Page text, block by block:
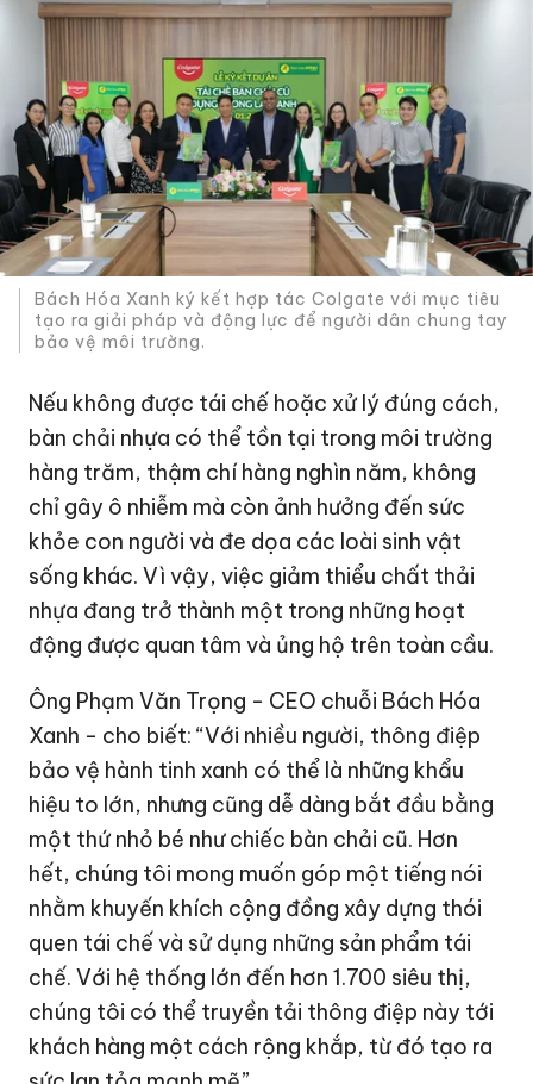
Bách Hóa Xanh ký kết hợp tác Colgate với mục tiêu
tạo ra giải pháp và động lực để người dân chung tay
bảo vệ môi trường.
Nếu không được tái chế hoặc xử lý đúng cách,
bàn chải nhựa có thể tồn tại trong môi trường
hàng trăm, thậm chí hàng nghìn năm, không
chỉ gây ô nhiễm mà còn ảnh hưởng đến sức
khỏe con người và đe dọa các loài sinh vật
sống khác. Vì vậy, việc giảm thiểu chất thải
nhựa đang trở thành một trong những hoạt
động được quan tâm và ủng hộ trên toàn cầu.
Ông Phạm Văn Trọng - CEO chuỗi Bách Hóa
Xanh - cho biết: “Với nhiều người, thông điệp
bảo vệ hành tinh xanh có thể là những khẩu
hiệu to lớn, nhưng cũng dễ dàng bắt đầu bằng
một thứ nhỏ bé như chiếc bàn chải cũ. Hơn
hết, chúng tôi mong muốn góp một tiếng nói
nhằm khuyến khích cộng đồng xây dựng thói
quen tái chế và sử dụng những sản phẩm tái
chế. Với hệ thống lớn đến hơn 1.700 siêu thị,
chúng tôi có thể truyền tải thông điệp này tới
khách hàng một cách rộng khắp, từ đó tạo ra